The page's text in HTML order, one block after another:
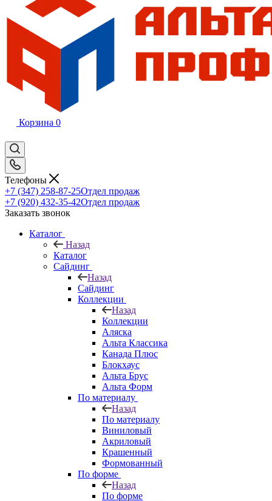
Корзина 0
Телефоны
+7 (347) 258-87-25Отдел продаж
+7 (920) 432-35-42Отдел продаж
Заказать звонок
Каталог
Назад
Каталог
Сайдинг
Назад
Сайдинг
Коллекции
Назад
Коллекции
Аляска
Альта Классика
Канада Плюс
Блокхаус
Альта Брус
Альта Форм
По материалу
Назад
По материалу
Виниловый
Акриловый
Крашенный
Формованный
По форме
Назад
По форме